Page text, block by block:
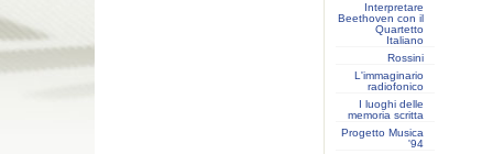
Interpretare
Beethoven con il
Quartetto
Italiano
Rossini
L'immaginario
radiofonico
I luoghi delle
memoria scritta
Progetto Musica
'94